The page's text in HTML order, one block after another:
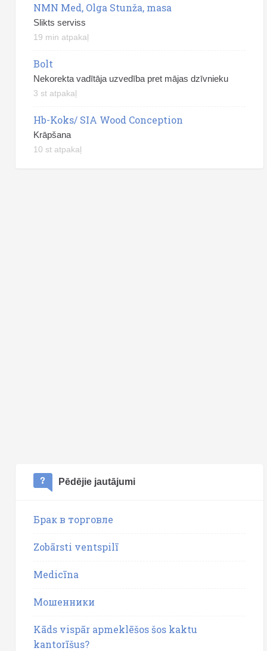
NMN Med, Olga Stunža, masa
Slikts serviss
19 min atpakaļ
Bolt
Nekorekta vadītāja uzvedība pret mājas dzīvnieku
3 st atpakaļ
Hb-Koks/ SIA Wood Conception
Krāpšana
10 st atpakaļ
Pēdējie jautājumi
Брак в торговле
Zobārsti ventspilī
Medicīna
Мошенники
Kāds vispār apmeklēšos šos kaktu
kantorīšus?